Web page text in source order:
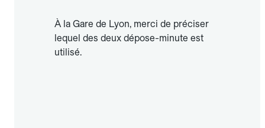
À la Gare de Lyon, merci de préciser
lequel des deux dépose-minute est
utilisé.